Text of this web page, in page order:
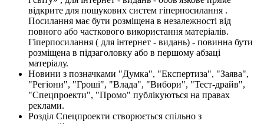
відкрите для пошукових систем гіперпосилання .
Посилання має бути розміщена в незалежності від
повного або часткового використання матеріалів.
Гіперпосилання ( для інтернет - видань) - повинна бути
розміщена в підзаголовку або в першому абзаці
матеріалу.
Новини з позначками "Думка", "Експертиза", "Заява",
"Регіони", "Гроші", "Влада", "Вибори", "Тест-драйв",
"Спецпроекти", "Промо" публікуються на правах
реклами.
Розділ Спецпроекти створюється спільно з